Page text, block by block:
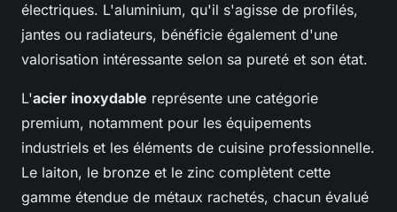
électriques. L'aluminium, qu'il s'agisse de profilés,
jantes ou radiateurs, bénéficie également d'une
valorisation intéressante selon sa pureté et son état.
L'acier inoxydable représente une catégorie
premium, notamment pour les équipements
industriels et les éléments de cuisine professionnelle.
Le laiton, le bronze et le zinc complètent cette
gamme étendue de métaux rachetés, chacun évalué